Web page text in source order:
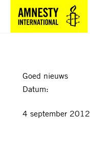
Sla navigatie over
Goed nieuws
Datum:
4 september 2012